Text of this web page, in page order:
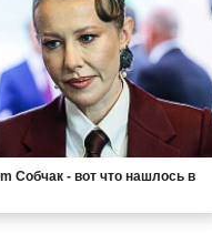
Собчак - вот что нашлось в